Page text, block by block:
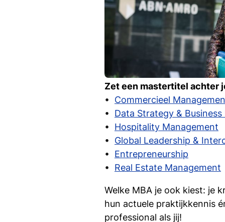
PR- of
(Social) media manager
Persvoorlichter
Contentmarketeer of -
Community manager
Woordvoerder
Freelancer/ondernemer
Zet een mastertitel achter
Commercieel
Data Strategy &
Hospitality Management
Global Leadership &
Entrepreneurship
Real Estate Management
Welke MBA je ook kiest: je
hun actuele praktijkkennis
professional als jij!